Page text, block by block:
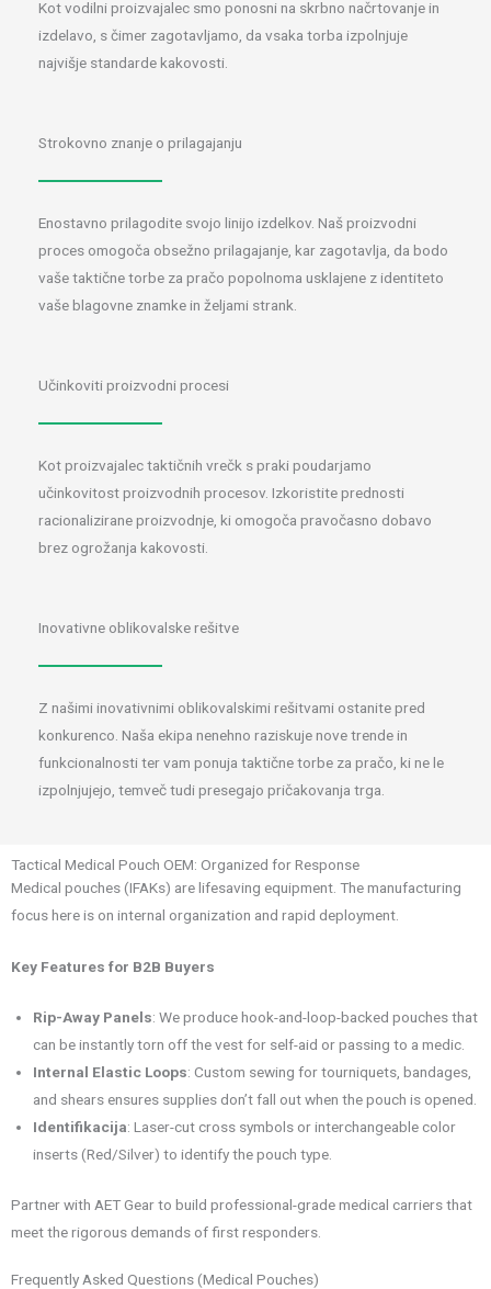
Kot vodilni proizvajalec smo ponosni na skrbno načrtovanje in
izdelavo, s čimer zagotavljamo, da vsaka torba izpolnjuje
najvišje standarde kakovosti.
Strokovno znanje o prilagajanju
Enostavno prilagodite svojo linijo izdelkov. Naš proizvodni
proces omogoča obsežno prilagajanje, kar zagotavlja, da bodo
vaše taktične torbe za pračo popolnoma usklajene z identiteto
vaše blagovne znamke in željami strank.
Učinkoviti proizvodni procesi
Kot proizvajalec taktičnih vrečk s praki poudarjamo
učinkovitost proizvodnih procesov. Izkoristite prednosti
racionalizirane proizvodnje, ki omogoča pravočasno dobavo
brez ogrožanja kakovosti.
Inovativne oblikovalske rešitve
Z našimi inovativnimi oblikovalskimi rešitvami ostanite pred
konkurenco. Naša ekipa nenehno raziskuje nove trende in
funkcionalnosti ter vam ponuja taktične torbe za pračo, ki ne le
izpolnjujejo, temveč tudi presegajo pričakovanja trga.
Tactical Medical Pouch OEM: Organized for Response
Medical pouches (IFAKs) are lifesaving equipment. The manufacturing
focus here is on internal organization and rapid deployment.
Key Features for B2B Buyers
Rip-Away Panels: We produce hook-and-loop-backed pouches that
can be instantly torn off the vest for self-aid or passing to a medic.
Internal Elastic Loops: Custom sewing for tourniquets, bandages,
and shears ensures supplies don’t fall out when the pouch is opened.
Identifikacija: Laser-cut cross symbols or interchangeable color
inserts (Red/Silver) to identify the pouch type.
Partner with AET Gear to build professional-grade medical carriers that
meet the rigorous demands of first responders.
Frequently Asked Questions (Medical Pouches)